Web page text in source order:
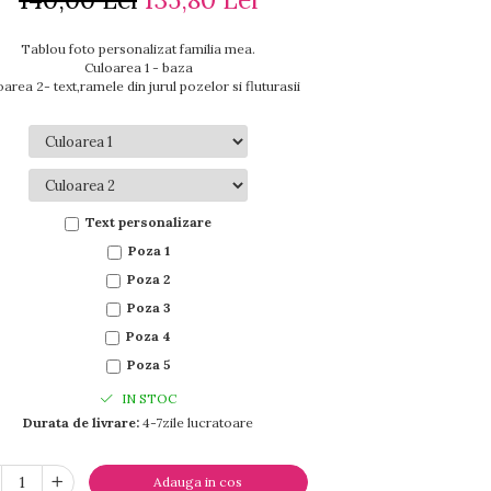
Tablou foto personalizat familia mea.
Culoarea 1 - baza
2- text,ramele din jurul pozelor si fluturasii
Text personalizare
Poza 1
Poza 2
Poza 3
Poza 4
Poza 5
IN STOC
Durata de livrare: 4-7zile lucratoare
Adauga in cos